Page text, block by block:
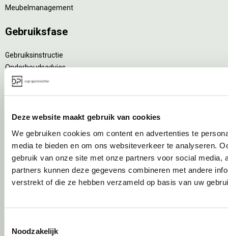
Deze website maakt gebruik van cookies
We gebruiken cookies om content en advertenties te
media te bieden en om ons websiteverkeer te analyseren.
gebruik van onze site met onze partners voor social media,
partners kunnen deze gegevens combineren met andere
verstrekt of die ze hebben verzameld op basis van uw
Noodzakelijk
Meubelmanagement
Gebruiksfase
Gebruiksinstructie
Onderhoudsadvies
Levensduurverlengend onderhoud
Interne verhuizing
Circulair inrichten
Wat is circulair inrichten?
Tarkett Restart ®